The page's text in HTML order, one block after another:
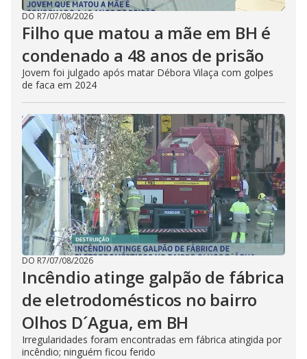
DO R7/07/08/2026
Filho que matou a mãe em BH é
condenado a 48 anos de prisão
Jovem foi julgado após matar Débora Vilaça com golpes
de faca em 2024
DO R7/07/08/2026
Incêndio atinge galpão de fábrica
de eletrodomésticos no bairro
Olhos D´Agua, em BH
Irregularidades foram encontradas em fábrica atingida por
incêndio; ninguém ficou ferido